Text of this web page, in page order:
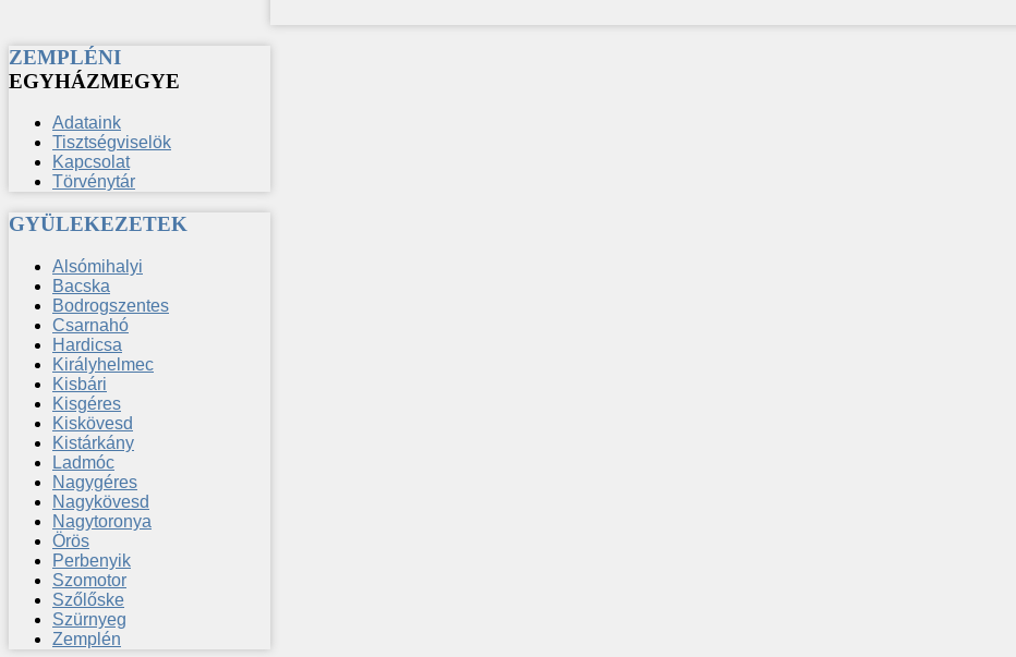
ZEMPLÉNI
EGYHÁZMEGYE
Adataink
Tisztségviselök
Kapcsolat
Törvénytár
GYÜLEKEZETEK
Alsómihalyi
Bacska
Bodrogszentes
Csarnahó
Hardicsa
Királyhelmec
Kisbári
Kisgéres
Kiskövesd
Kistárkány
Ladmóc
Nagygéres
Nagykövesd
Nagytoronya
Örös
Perbenyik
Szomotor
Szőlőske
Szürnyeg
Zemplén